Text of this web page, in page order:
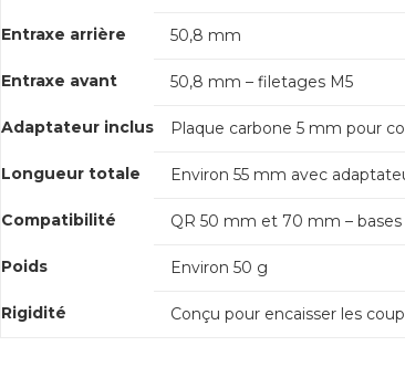
Entraxe arrière 50,8 mm
Entraxe avant 50,8 mm – filetages M5
Adaptateur inclus Plaque carbone 5 mm pour
Longueur totale Environ 55 mm avec
Compatibilité QR 50 mm et 70 mm –
Poids Environ 50 g
Rigidité Conçu pour encaisser les